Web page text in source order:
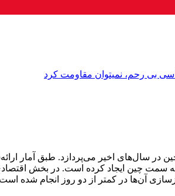
بی رحم، نمیتوان مقاومت کرد
سمت چین ایجاد کرده است. در بخش
آن‌ها در کمتر از دو روز انجام شده